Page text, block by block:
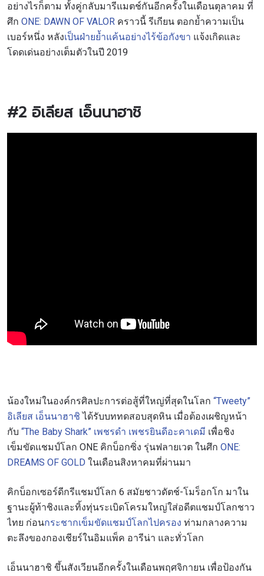
อย่างไรก็ตาม ทั้งคู่กลับมารีแมตช์กันอีกครั้งในเดือนตุลาคม ที่
ศึก ONE: DAWN OF VALOR คราวนี้ รีเกียน ตอกย้ำความเป็น
เบอร์หนึ่ง หลังเป็นฝ่ายย้ำแค้นอย่างไร้ข้อกังขา แจ้งเกิดและ
โดดเด่นอย่างเต็มตัวในปี 2019
#2 อิเลียส เอ็นนาฮาชิ
น้องใหม่ในองค์กรศิลปะการต่อสู้ที่ใหญ่ที่สุดในโลก “Tweety”
อิเลียส เอ็นนาฮาชิ ได้รับบททดสอบสุดหิน เมื่อต้องเผชิญหน้า
กับ “The Baby Shark” เพชรดำ เพชรยินดีอะคาเดมี เพื่อชิง
เข็มขัดแชมป์โลก ONE คิกบ็อกซิ่ง รุ่นฟลายเวต ในศึก ONE:
DREAMS OF GOLD ในเดือนสิงหาคมที่ผ่านมา
คิกบ็อกเซอร์ดีกรีแชมป์โลก 6 สมัยชาวดัตช์-โมร็อกโก มาใน
ฐานะผู้ท้าชิงและทิ้งทุ่นระเบิดโครมใหญ่ใส่อดีตแชมป์โลกชาว
ไทย ก่อนกระชากเข็มขัดแชมป์โลกไปครอง ท่ามกลางความ
ตะลึงของกองเชียร์ในอิมแพ็ค อารีน่า และทั่วโลก
เอ็นนาฮาชิ ขึ้นสังเวียนอีกครั้งในเดือนพฤศจิกายน เพื่อป้องกัน